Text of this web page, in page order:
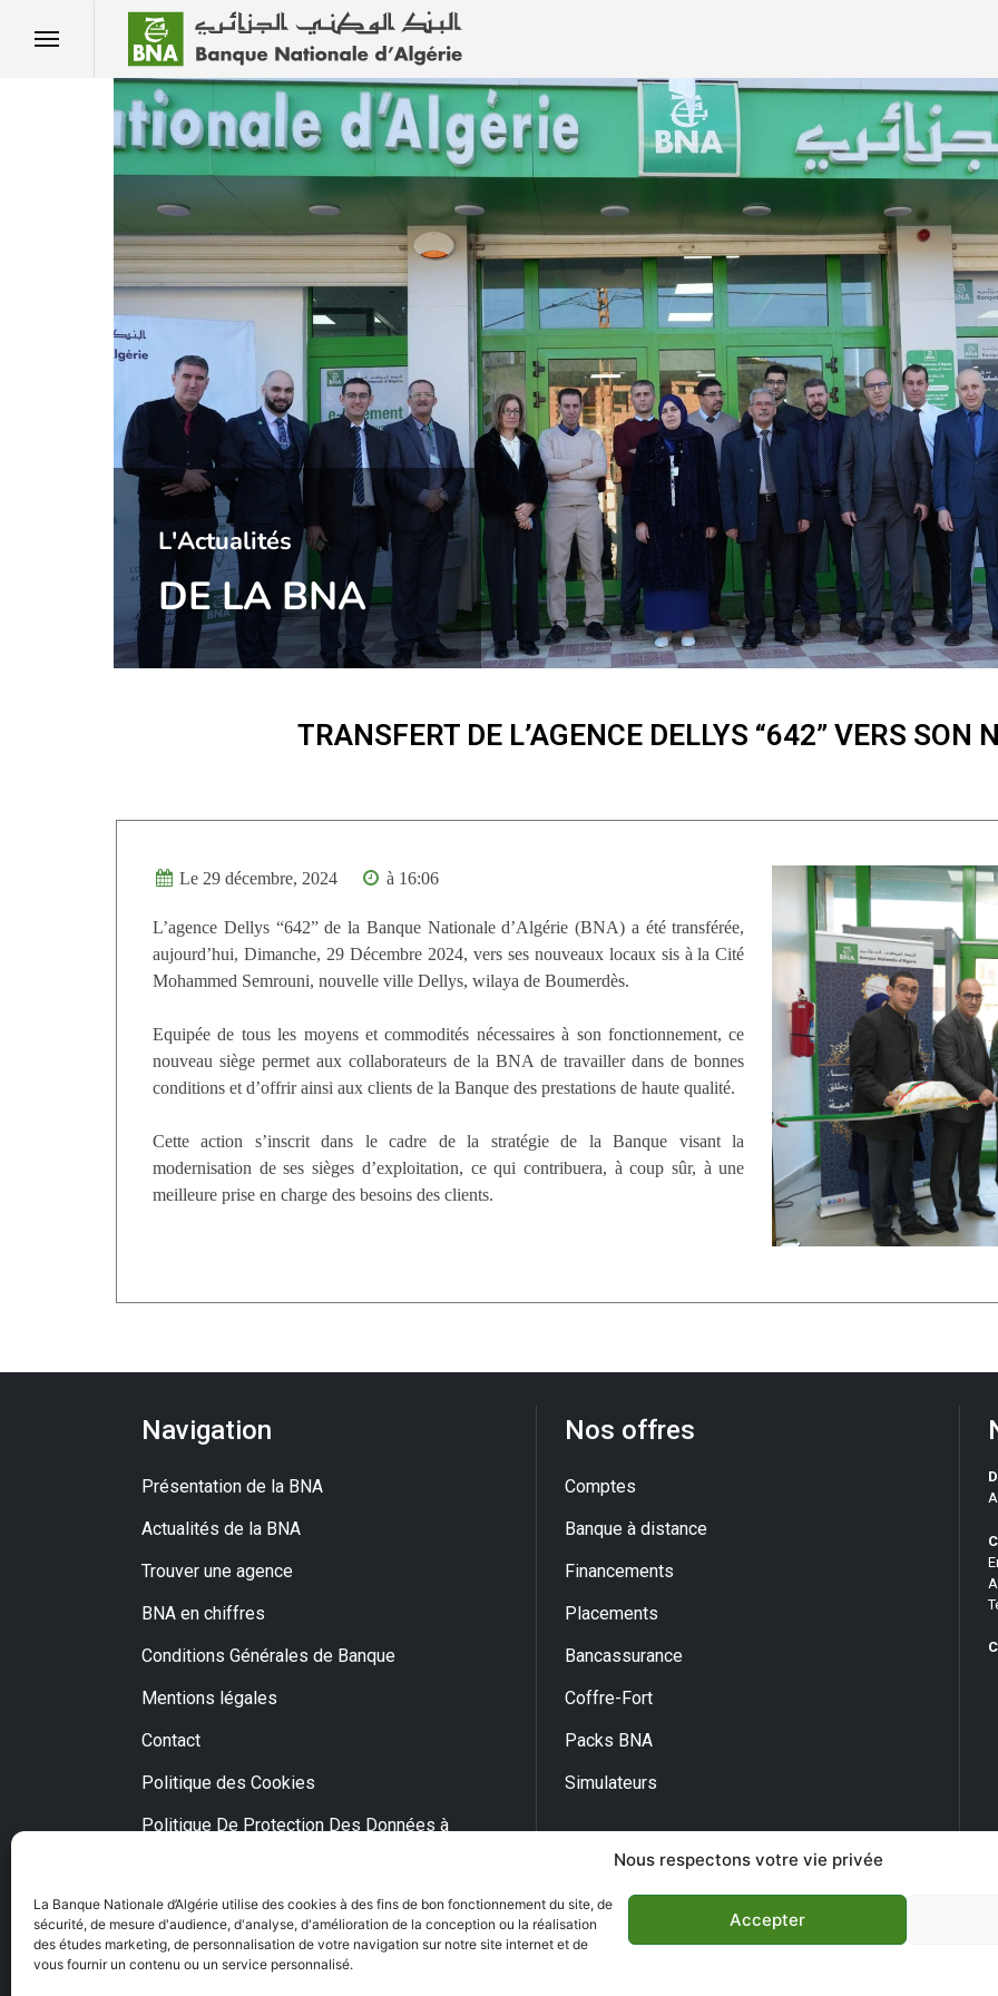
Nous respectons votre vie privée
La Banque Nationale d’Algérie utilise des cookies à des fins de bon fonctionnement du site, de
sécurité, de mesure d'audience, d'analyse, d'amélioration de la conception ou la réalisation
des études marketing, de personnalisation de votre navigation sur notre site internet et de
vous fournir un contenu ou un service personnalisé.
Accepter
l'Actualités
DE LA BNA
TRANSFERT DE L’AGENCE DELLYS “642” VERS SON
Le 29 décembre, 2024 à 16:06
L’agence Dellys “642” de la Banque Nationale d’Algérie (BNA) a été transférée,
aujourd’hui, Dimanche, 29 Décembre 2024, vers ses nouveaux locaux sis à la Cité
Mohammed Semrouni, nouvelle ville Dellys, wilaya de Boumerdès.
Equipée de tous les moyens et commodités nécessaires à son fonctionnement, ce
nouveau siège permet aux collaborateurs de la BNA de travailler dans de bonnes
conditions et d’offrir ainsi aux clients de la Banque des prestations de haute qualité.
Cette action s’inscrit dans le cadre de la stratégie de la Banque visant la
modernisation de ses sièges d’exploitation, ce qui contribuera, à coup sûr, à une
meilleure prise en charge des besoins des clients.
Navigation
Présentation de la BNA
Actualités de la BNA
Trouver une agence
BNA en chiffres
Conditions Générales de Banque
Mentions légales
Contact
Politique des Cookies
Politique De Protection Des Données à
Nos offres
Comptes
Banque à distance
Financements
Placements
Bancassurance
Coffre-Fort
Packs BNA
Simulateurs